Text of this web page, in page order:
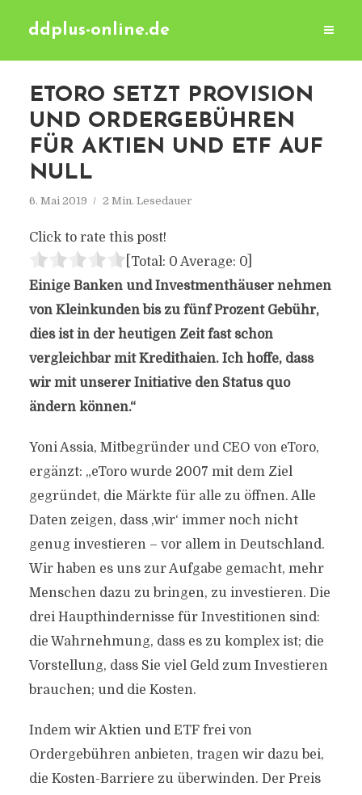
ddplus-online.de
ETORO SETZT PROVISION
UND ORDERGEBÜHREN
FÜR AKTIEN UND ETF AUF
NULL
6. Mai 2019 2 Min. Lesedauer
Click to rate this post!
[Total: 0 Average: 0]
Einige Banken und Investmenthäuser nehmen
von Kleinkunden bis zu fünf Prozent Gebühr,
dies ist in der heutigen Zeit fast schon
vergleichbar mit Kredithaien. Ich hoffe, dass
wir mit unserer Initiative den Status quo
ändern können.“
Yoni Assia, Mitbegründer und CEO von eToro,
ergänzt: „eToro wurde 2007 mit dem Ziel
gegründet, die Märkte für alle zu öffnen. Alle
Daten zeigen, dass ‚wir‘ immer noch nicht
genug investieren – vor allem in Deutschland.
Wir haben es uns zur Aufgabe gemacht, mehr
Menschen dazu zu bringen, zu investieren. Die
drei Haupthindernisse für Investitionen sind:
die Wahrnehmung, dass es zu komplex ist; die
Vorstellung, dass Sie viel Geld zum Investieren
brauchen; und die Kosten.
Indem wir Aktien und ETF frei von
Ordergebühren anbieten, tragen wir dazu bei,
die Kosten-Barriere zu überwinden. Der Preis